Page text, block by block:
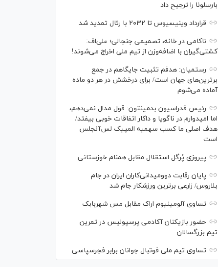
بارسلونا را ترجیح داد
قرارداد وینیسیوس تا ۲۰۳۲ با رئال‌ تمدید شد
ناکامی در خانه، تصمیمی جنجالی؛ علی‌اف:
کشتی‌گیران با اضافه‌وزن از تیم ملی اخراج می‌شوند!
رستمیان: هدفم تثبیت جایگاهم در جمع
برترین‌های جهان است/ برای درخشش در هر دو ماده
آماده می‌شوم
رئیس فدراسیون بدمینتون: قول مدال نمی‌دهم،
اما امیدوارم در ناگویا و داکار اتفاقات خوبی بیفتد/
هدف اصلی ما کسب سهمیه المپیک لس‌آنجلس
است
پیروزی پُرگل استقلال مقابل همنام خوزستانی
پایان رقابت دوومیدانی‌کاران ایران در جام
بلاروس/ زارعی برترین ورزشکار جام شد
تساوی آلومینیوم اراک مقابل مس شهربابک
حضور بازیکنان آکادمی پرسپولیس در تمرین
تیم بزرگسالان
تساوی تیم ملی فوتبال جوانان برابر فجرسپاسی